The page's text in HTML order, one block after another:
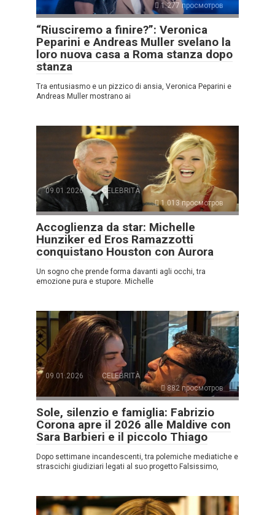
1.277 просмотров
“Riusciremo a finire?”: Veronica
Peparini e Andreas Muller svelano la
loro nuova casa a Roma stanza dopo
stanza
Tra entusiasmo e un pizzico di ansia, Veronica Peparini e
Andreas Muller mostrano ai
09.01.2026
CELEBRITÀ
1.013 просмотров
Accoglienza da star: Michelle
Hunziker ed Eros Ramazzotti
conquistano Houston con Aurora
Un sogno che prende forma davanti agli occhi, tra
emozione pura e stupore. Michelle
09.01.2026
CELEBRITÀ
882 просмотров
Sole, silenzio e famiglia: Fabrizio
Corona apre il 2026 alle Maldive con
Sara Barbieri e il piccolo Thiago
Dopo settimane incandescenti, tra polemiche mediatiche e
strascichi giudiziari legati al suo progetto Falsissimo,